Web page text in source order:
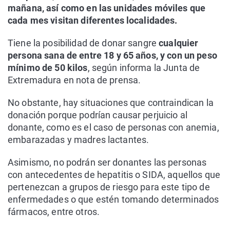
mañana, así como en las unidades móviles que
cada mes visitan diferentes localidades.
Tiene la posibilidad de donar sangrecualquier
persona sana de entre 18 y 65 años, y con un peso
mínimo de 50 kilos, según informa la Junta de
Extremadura en nota de prensa.
No obstante, hay situaciones que contraindican la
donación porque podrían causar perjuicio al
donante, como es el caso de personas con anemia,
embarazadas y madres lactantes.
Asimismo, no podrán ser donantes las personas
con antecedentes de hepatitis o SIDA, aquellos que
pertenezcan a grupos de riesgo para este tipo de
enfermedades o que estén tomando determinados
fármacos, entre otros.